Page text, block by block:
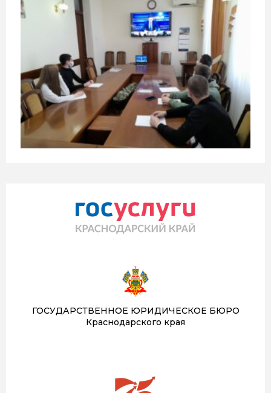
ГОСУДАРСТВЕННОЕ ЮРИДИЧЕСКОЕ БЮРО
Краснодарского края